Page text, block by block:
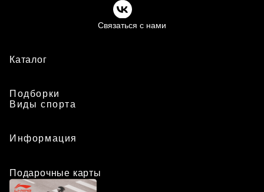
Связаться с нами
Каталог
Подборки
Виды спорта
Информация
Подарочные карты